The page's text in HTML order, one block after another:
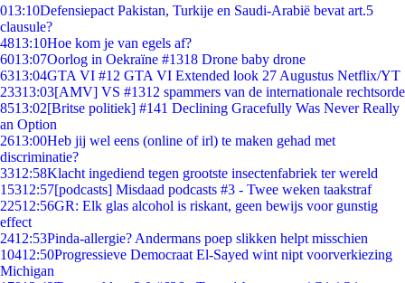
013:10Defensiepact Pakistan, Turkije en Saudi-Arabië bevat art.5
clausule?
4813:10Hoe kom je van egels af?
6013:07Oorlog in Oekraïne #1318 Drone baby drone
6313:04GTA VI #12 GTA VI Extended look 27 Augustus Netflix/YT
23313:03[AMV] VS #1312 spammers van de internationale rechtsorde
8513:02[Britse politiek] #141 Declining Gracefully Was Never Really
an Option
2613:00Heb jij wel eens (online of irl) te maken gehad met
discriminatie?
3312:58Klacht ingediend tegen grootste insectenfabriek ter wereld
15312:57[podcasts] Misdaad podcasts #3 - Twee weken taakstraf
22512:56GR: Elk glas alcohol is riskant, geen bewijs voor gunstig
effect
2412:53Pinda-allergie? Andermans poep slikken helpt misschien
10412:50Progressieve Democraat El-Sayed wint nipt voorverkiezing
Michigan